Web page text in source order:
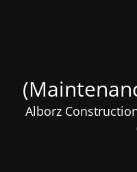
Alborz